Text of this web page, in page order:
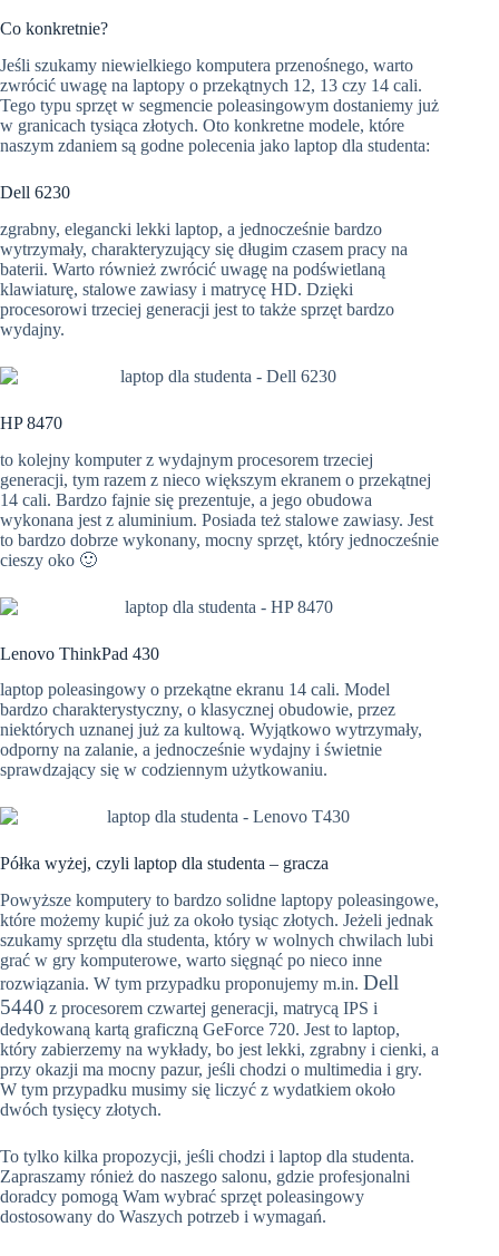
Co konkretnie?
Jeśli szukamy niewielkiego komputera przenośnego, warto
zwrócić uwagę na laptopy o przekątnych 12, 13 czy 14 cali.
Tego typu sprzęt w segmencie poleasingowym dostaniemy już
w granicach tysiąca złotych. Oto konkretne modele, które
naszym zdaniem są godne polecenia jako laptop dla studenta:
Dell 6230
zgrabny, elegancki lekki laptop, a jednocześnie bardzo
wytrzymały, charakteryzujący się długim czasem pracy na
baterii. Warto również zwrócić uwagę na podświetlaną
klawiaturę, stalowe zawiasy i matrycę HD. Dzięki
procesorowi trzeciej generacji jest to także sprzęt bardzo
wydajny.
HP 8470
to kolejny komputer z wydajnym procesorem trzeciej
generacji, tym razem z nieco większym ekranem o przekątnej
14 cali. Bardzo fajnie się prezentuje, a jego obudowa
wykonana jest z aluminium. Posiada też stalowe zawiasy. Jest
to bardzo dobrze wykonany, mocny sprzęt, który jednocześnie
cieszy oko 🙂
Lenovo ThinkPad 430
laptop poleasingowy o przekątne ekranu 14 cali. Model
bardzo charakterystyczny, o klasycznej obudowie, przez
niektórych uznanej już za kultową. Wyjątkowo wytrzymały,
odporny na zalanie, a jednocześnie wydajny i świetnie
sprawdzający się w codziennym użytkowaniu.
Półka wyżej, czyli laptop dla studenta – gracza
Powyższe komputery to bardzo solidne laptopy poleasingowe,
które możemy kupić już za około tysiąc złotych. Jeżeli jednak
szukamy sprzętu dla studenta, który w wolnych chwilach lubi
grać w gry komputerowe, warto sięgnąć po nieco inne
rozwiązania. W tym przypadku proponujemy m.in. Dell
5440 z procesorem czwartej generacji, matrycą IPS i
dedykowaną kartą graficzną GeForce 720. Jest to laptop,
który zabierzemy na wykłady, bo jest lekki, zgrabny i cienki, a
przy okazji ma mocny pazur, jeśli chodzi o multimedia i gry.
W tym przypadku musimy się liczyć z wydatkiem około
dwóch tysięcy złotych.
To tylko kilka propozycji, jeśli chodzi i laptop dla studenta.
Zapraszamy rónież do naszego salonu, gdzie profesjonalni
doradcy pomogą Wam wybrać sprzęt poleasingowy
dostosowany do Waszych potrzeb i wymagań.